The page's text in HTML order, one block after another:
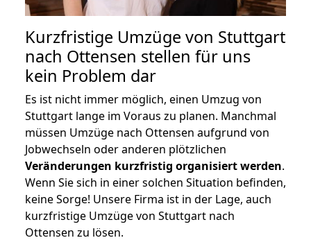
Kurzfristige Umzüge von Stuttgart
nach Ottensen stellen für uns
kein Problem dar
Es ist nicht immer möglich, einen Umzug von
Stuttgart lange im Voraus zu planen. Manchmal
müssen Umzüge nach Ottensen aufgrund von
Jobwechseln oder anderen plötzlichen
Veränderungen kurzfristig organisiert werden.
Wenn Sie sich in einer solchen Situation befinden,
keine Sorge! Unsere Firma ist in der Lage, auch
kurzfristige Umzüge von Stuttgart nach
Ottensen zu lösen.